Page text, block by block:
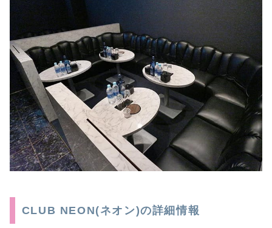
CLUB NEON(ネオン)の詳細情報